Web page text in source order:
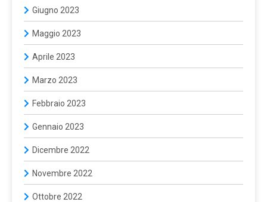
Giugno 2023
Maggio 2023
Aprile 2023
Marzo 2023
Febbraio 2023
Gennaio 2023
Dicembre 2022
Novembre 2022
Ottobre 2022